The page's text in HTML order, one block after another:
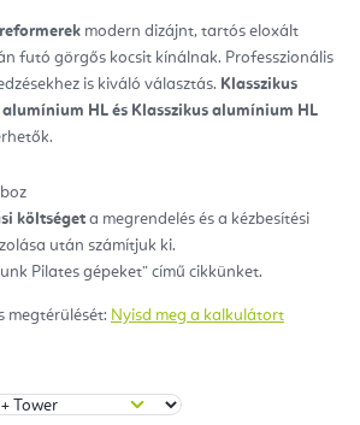
modern dizájnt, tartós eloxált
futó görgős kocsit kínálnak. Professzionális
is kiváló választás. Klasszikus
HL és Klasszikus alumínium HL
költséget a megrendelés és a kézbesítési
után számítjuk ki.
Pilates gépeket” című cikkünket.
megtérülését: Nyisd meg a kalkulátort